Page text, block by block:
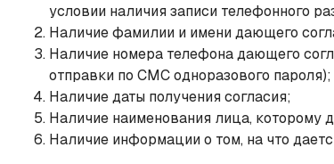
условии наличия записи телефонного
Наличие фамилии и имени дающего
Наличие номера телефона дающего
отправки по СМС одноразового пароля);
Наличие даты получения согласия;
Наличие наименования лица, которому
Наличие информации о том, на что